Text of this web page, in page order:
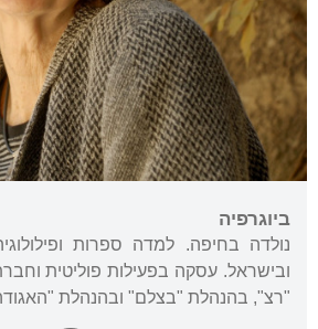
ביוגרפיה
נולדה בחיפה. למדה ספרות
ובישראל. עסקה בפעילות פוליטית
"רצ", בהנהלת "בצלם" ובהנהלת